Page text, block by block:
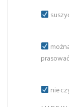
nie